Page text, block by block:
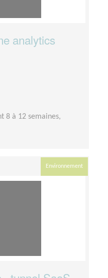
analytics
8 à 12 semaines,
Environnement